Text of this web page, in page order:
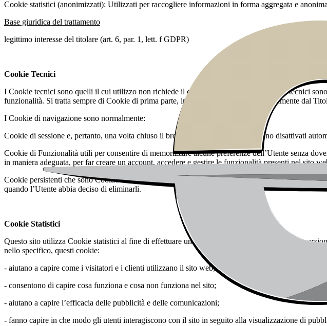
Cookie statistici (anonimizzati): Utilizzati per raccogliere informazioni in forma aggregata e
Base giuridica del trattamento
legittimo interesse del titolare (art. 6, par. 1, lett. f GDPR)
Cookie Tecnici
I Cookie tecnici sono quelli il cui utilizzo non richiede il consenso dell’Utente. I Cookie tecnici
funzionalità. Si tratta sempre di Cookie di prima parte, in quanto sono veicolati direttamente dal
I Cookie di navigazione sono normalmente:
Cookie di sessione e, pertanto, una volta chiuso il browser di navigazione, vengono disattivati
Cookie di Funzionalità utili per consentire di memorizzare alcune preferenze dell’Utente senza
in maniera adeguata, per far creare un account, accedere e gestire le funzionalità presenti nel sito
Cookie persistenti che sono Cookie di funzionalità che rimangono memorizzati nel computer
quando l’Utente abbia deciso di eliminarli.
Cookie Statistici
Questo sito utilizza Cookie statistici al fine di effettuare un servizio di monitoraggio delle
nello specifico, questi cookie:
- aiutano a capire come i visitatori e i clienti utilizzano il sito web;
- consentono di capire cosa funziona e cosa non funziona nel sito;
- aiutano a capire l’efficacia delle pubblicità e delle comunicazioni;
- fanno capire in che modo gli utenti interagiscono con il sito in seguito alla visualizzazione di